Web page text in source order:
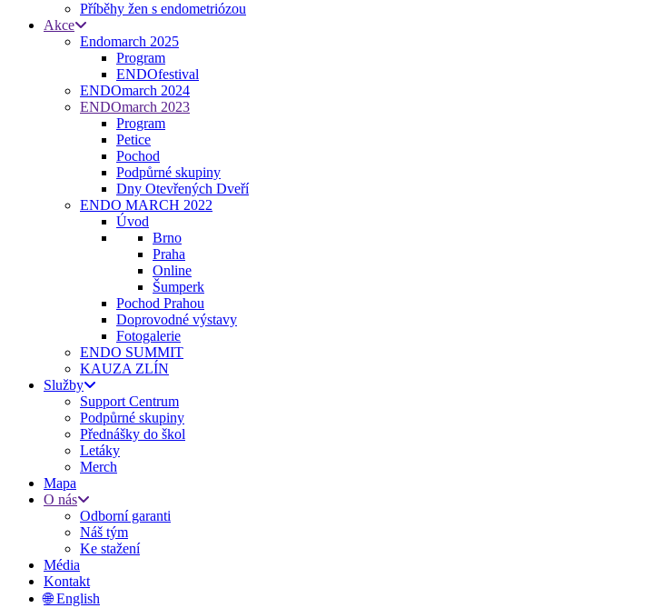
Příběhy žen s endometriózou
Akce
Endomarch 2025
Program
ENDOfestival
ENDOmarch 2024
ENDOmarch 2023
Program
Petice
Pochod
Podpůrné skupiny
Dny Otevřených Dveří
ENDO MARCH 2022
Úvod
Brno
Praha
Online
Šumperk
Pochod Prahou
Doprovodné výstavy
Fotogalerie
ENDO SUMMIT
KAUZA ZLÍN
Služby
Support Centrum
Podpůrné skupiny
Přednášky do škol
Letáky
Merch
Mapa
O nás
Odborní garanti
Náš tým
Ke stažení
Média
Kontakt
🌐 English